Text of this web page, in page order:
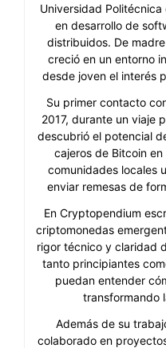
Universidad
en desarrollo de
distribuidos. De
creció en un entorno
desde joven el interés
Su primer contacto
2017, durante un viaje
descubrió el potencial
cajeros de Bitcoin
comunidades locales
enviar remesas de
En Cryptopendium
criptomonedas
rigor técnico y claridad
tanto principiantes
puedan entender
transformando
Además de su
colaborado en